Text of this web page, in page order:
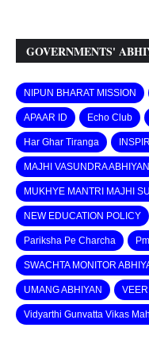
GOVERNMENTS'
NIPUN BHARAT MISSION
APAAR ID Echo Club
Har Ghar Tiranga
MAJHI VASUNDRA ABHIYAN
MUKHYE MANTRI MAJHI
NEW EDUCATION POLICY
Pariksha Pe Charcha
SWACHTA MONITOR
UMANG ABHIYAN
Vidyarthi Gunvatta Vikas